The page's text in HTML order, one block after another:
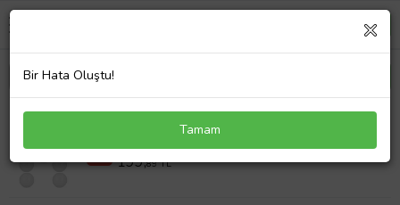
Beyaz Pinpon Topu 12 li Paket Masa Tenisi Topu
%30 284,89 TL
199,89 TL
Bir Hata Oluştu!
Tamam